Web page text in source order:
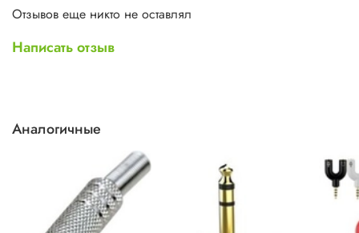
Отзывов еще никто не оставлял
Написать отзыв
Аналогичные